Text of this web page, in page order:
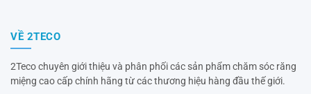
VỀ 2TECO
2Teco chuyên giới thiệu và phân phối các sản phẩm chăm sóc răng
miệng cao cấp chính hãng từ các thương hiệu hàng đầu thế giới.